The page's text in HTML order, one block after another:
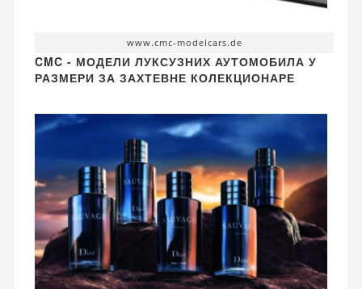
www.cmc-modelcars.de
CMC - МОДЕЛИ ЛУКСУЗНИХ АУТОМОБИЛА У
РАЗМЕРИ ЗА ЗАХТЕВНЕ КОЛЕКЦИОНАРЕ